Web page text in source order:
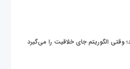
وقتی الگوریتم جای خلاقیت را می‌گیرد